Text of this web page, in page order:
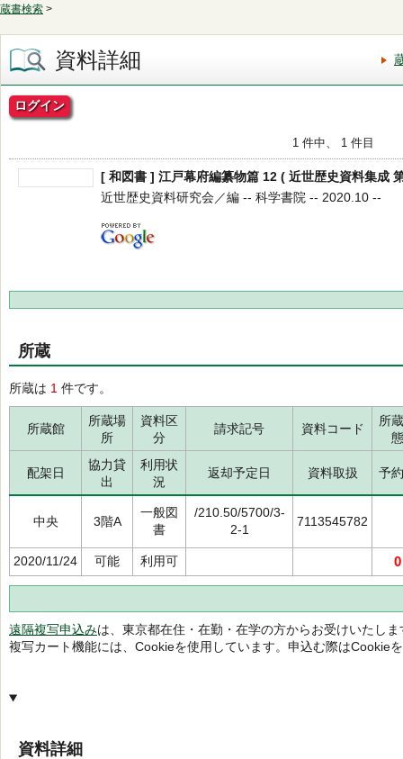
蔵書検索 >
資料詳細
ログイン
1 件中、 1 件目
[ 和図書 ] 江戸幕府編纂物篇 12 ( 近世歴史資料集成
近世歴史資料研究会／編 -- 科学書院 -- 2020.10 --
所蔵
所蔵は 1 件です。
所蔵館
所蔵場
所
資料区
分
請求記号 資料コード
所
態
配架日
協力貸
出
利用状
況
返却予定日 資料取扱 予
中央 3階A
一般図
書
/210.50/5700/3-
2-1
7113545782
2020/11/24 可能 利用可 0
遠隔複写申込みは、東京都在住・在勤・在学の方からお受けいたしま
複写カート機能には、Cookieを使用しています。申込む際はCookie
資料詳細